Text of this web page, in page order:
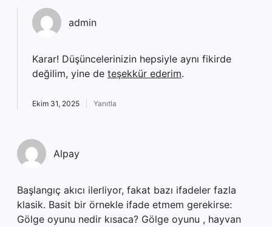
admin
Karar! Düşüncelerinizin hepsiyle aynı fikirde
değilim, yine de teşekkür ederim.
Ekim 31, 2025 Yanıtla
Alpay
Başlangıç akıcı ilerliyor, fakat bazı ifadeler fazla
klasik. Basit bir örnekle ifade etmem gerekirse:
Gölge oyunu nedir kısaca? Gölge oyunu , hayvan